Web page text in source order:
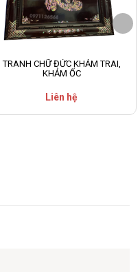
TRANH CHỮ ĐỨC KHẢM TRAI,
KHẢM ỐC
Liên hệ